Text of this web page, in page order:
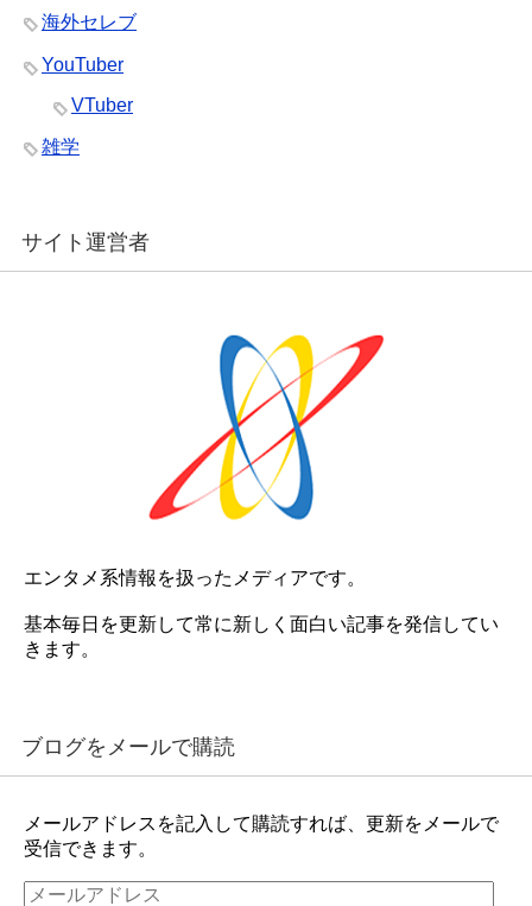
海外セレブ
YouTuber
VTuber
雑学
サイト運営者
エンタメ系情報を扱ったメディアです。
基本毎日を更新して常に新しく面白い記事を発信してい
きます。
ブログをメールで購読
メールアドレスを記入して購読すれば、更新をメールで
受信できます。
メ